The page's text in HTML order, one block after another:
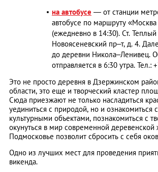
на автобусе — от станции
автобусе по маршруту
(ежедневно в 14:30). Ст. Теплый
Новоясеневский пр–т, д. 4.
до деревни Никола–Ленивец.
отправляется в 6:30 утра. Тел.:
Это не просто деревня в Дзержинском
области, это еще и творческий кластер
Сюда приезжают не только насладиться
уединиться с природой, но и ознакомиться
культурными объектами, познакомиться с
окунуться в мир современной деревенской
Подмосковье позволит сбросить с себя
Одно из лучших мест для проведения
викенда.